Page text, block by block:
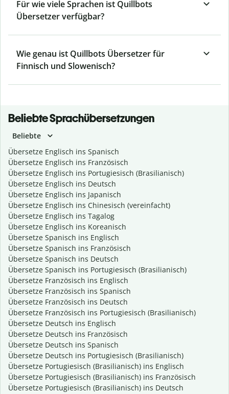
Für wie viele Sprachen ist Quillbots
Übersetzer verfügbar?
Wie genau ist Quillbots Übersetzer für
Finnisch und Slowenisch?
Beliebte Sprachübersetzungen
Beliebte
Übersetze Englisch ins Spanisch
Übersetze Englisch ins Französisch
Übersetze Englisch ins Portugiesisch (Brasilianisch)
Übersetze Englisch ins Deutsch
Übersetze Englisch ins Japanisch
Übersetze Englisch ins Chinesisch (vereinfacht)
Übersetze Englisch ins Tagalog
Übersetze Englisch ins Koreanisch
Übersetze Spanisch ins Englisch
Übersetze Spanisch ins Französisch
Übersetze Spanisch ins Deutsch
Übersetze Spanisch ins Portugiesisch (Brasilianisch)
Übersetze Französisch ins Englisch
Übersetze Französisch ins Spanisch
Übersetze Französisch ins Deutsch
Übersetze Französisch ins Portugiesisch (Brasilianisch)
Übersetze Deutsch ins Englisch
Übersetze Deutsch ins Französisch
Übersetze Deutsch ins Spanisch
Übersetze Deutsch ins Portugiesisch (Brasilianisch)
Übersetze Portugiesisch (Brasilianisch) ins Englisch
Übersetze Portugiesisch (Brasilianisch) ins Französisch
Übersetze Portugiesisch (Brasilianisch) ins Deutsch